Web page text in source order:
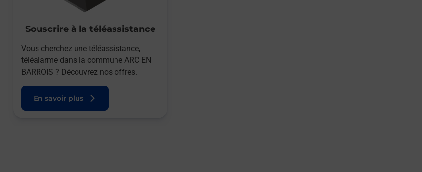
Souscrire à la téléassistance
Vous cherchez une téléassistance,
téléalarme dans la commune ARC EN
BARROIS ? Découvrez nos offres.
En savoir plus